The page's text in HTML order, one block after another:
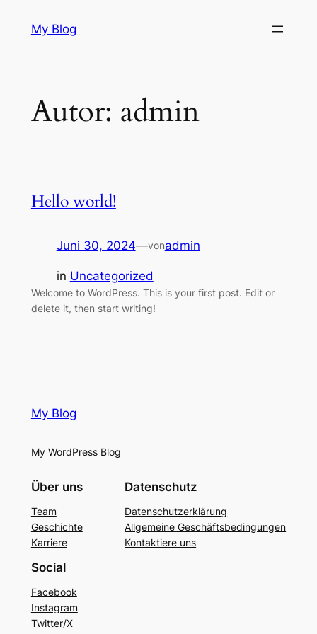
InhaltMy Blog
Autor: admin
Hello world!
Juni 30, 2024—vonadmin
in Uncategorized
Welcome to WordPress. This is your first post. Edit or
delete it, then start writing!
My Blog
My WordPress Blog
Über uns
Team
Geschichte
Karriere
Datenschutz
Datenschutzerklärung
Allgemeine Geschäftsbedingungen
Kontaktiere uns
Social
Facebook
Instagram
Twitter/X